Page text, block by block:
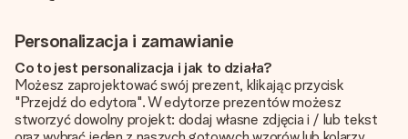
Personalizacja i zamawianie
Co to jest personalizacja i jak to działa?
Możesz zaprojektować swój prezent, klikając przycisk
"Przejdź do edytora". W edytorze prezentów możesz
stworzyć dowolny projekt: dodaj własne zdjęcia i / lub tekst